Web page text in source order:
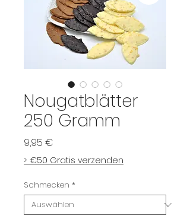
Nougatblätter
250 Gramm
9,95 €
> €50 Gratis verzenden
Schmecken *